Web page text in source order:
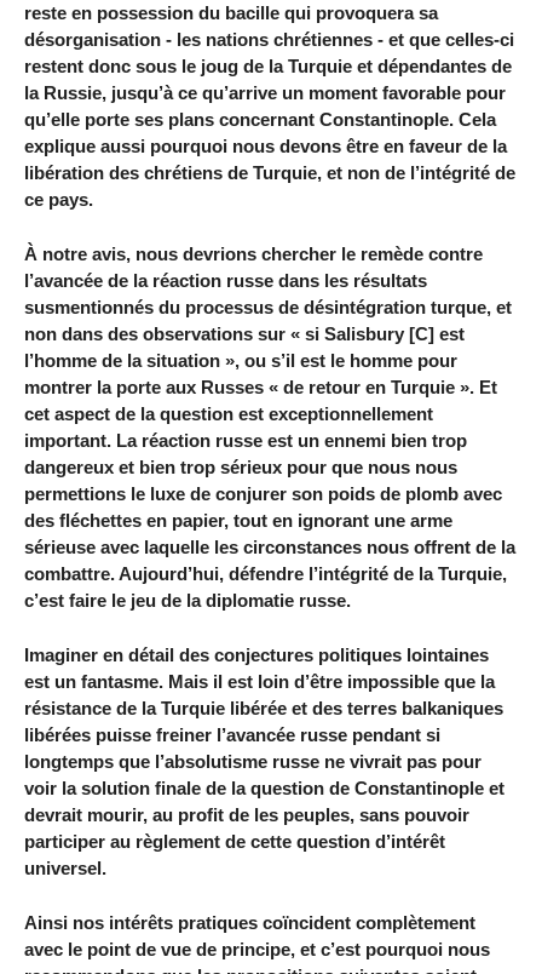
reste en possession du bacille qui provoquera sa
désorganisation - les nations chrétiennes - et que celles-ci
restent donc sous le joug de la Turquie et dépendantes de
la Russie, jusqu’à ce qu’arrive un moment favorable pour
qu’elle porte ses plans concernant Constantinople. Cela
explique aussi pourquoi nous devons être en faveur de la
libération des chrétiens de Turquie, et non de l’intégrité de
ce pays.
À notre avis, nous devrions chercher le remède contre
l’avancée de la réaction russe dans les résultats
susmentionnés du processus de désintégration turque, et
non dans des observations sur « si Salisbury [C] est
l’homme de la situation », ou s’il est le homme pour
montrer la porte aux Russes « de retour en Turquie ». Et
cet aspect de la question est exceptionnellement
important. La réaction russe est un ennemi bien trop
dangereux et bien trop sérieux pour que nous nous
permettions le luxe de conjurer son poids de plomb avec
des fléchettes en papier, tout en ignorant une arme
sérieuse avec laquelle les circonstances nous offrent de la
combattre. Aujourd’hui, défendre l’intégrité de la Turquie,
c’est faire le jeu de la diplomatie russe.
Imaginer en détail des conjectures politiques lointaines
est un fantasme. Mais il est loin d’être impossible que la
résistance de la Turquie libérée et des terres balkaniques
libérées puisse freiner l’avancée russe pendant si
longtemps que l’absolutisme russe ne vivrait pas pour
voir la solution finale de la question de Constantinople et
devrait mourir, au profit de les peuples, sans pouvoir
participer au règlement de cette question d’intérêt
universel.
Ainsi nos intérêts pratiques coïncident complètement
avec le point de vue de principe, et c’est pourquoi nous